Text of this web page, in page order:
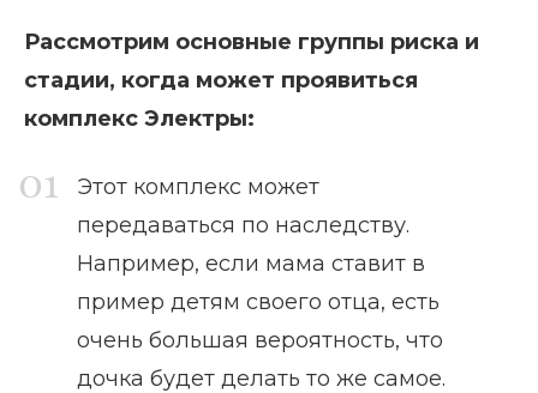
Рассмотрим основные группы риска и
стадии, когда может проявиться
комплекс Электры:
Этот комплекс может
передаваться по наследству.
Например, если мама ставит в
пример детям своего отца, есть
очень большая вероятность, что
дочка будет делать то же самое.